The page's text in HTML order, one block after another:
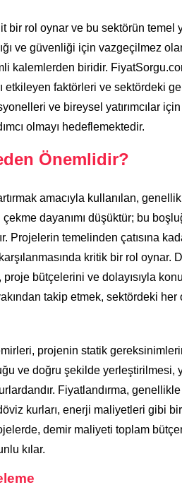
bir rol oynar ve bu sektörün temel
ve güvenliği için vazgeçilmez
kalemlerden biridir.
etkileyen faktörleri ve sektördeki
ve bireysel yatırımcılar
olmayı hedeflemektedir.
Önemlidir?
amacıyla kullanılan,
dayanımı düşüktür; bu
Projelerin temelinden çatısına
kritik bir rol oynar.
bütçelerini ve dolayısıyla
takip etmek, sektördeki her
projenin statik
ve doğru şekilde yerleştirilmesi,
Fiyatlandırma,
kurları, enerji maliyetleri gibi
demir maliyeti toplam
kılar.